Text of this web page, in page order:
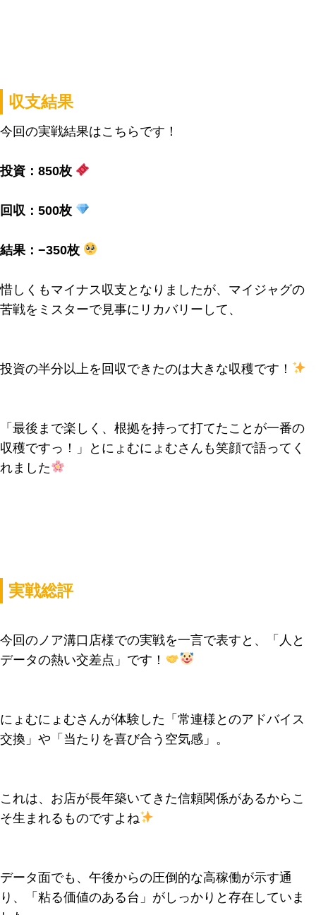
収支結果
今回の実戦結果はこちらです！
投資：850枚
回収：500枚
結果：−350枚
惜しくもマイナス収支となりましたが、マイジャグの
苦戦をミスターで見事にリカバリーして、
投資の半分以上を回収できたのは大きな収穫です！
「最後まで楽しく、根拠を持って打てたことが一番の
収穫ですっ！」とにょむにょむさんも笑顔で語ってく
れました
実戦総評
今回のノア溝口店様での実戦を一言で表すと、「人と
データの熱い交差点」です！
にょむにょむさんが体験した「常連様とのアドバイス
交換」や「当たりを喜び合う空気感」。
これは、お店が長年築いてきた信頼関係があるからこ
そ生まれるものですよね
データ面でも、午後からの圧倒的な高稼働が示す通
り、「粘る価値のある台」がしっかりと存在していま